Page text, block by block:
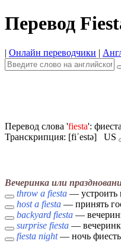
Перевод
| Онлайн переводчики |
Перевод слова 'fiesta':
Транскрипция: [fiˈestə] US
Вечеринка или
throw a fiesta — устроить
host a fiesta — принять
backyard fiesta —
surprise fiesta —
fiesta night— ночь